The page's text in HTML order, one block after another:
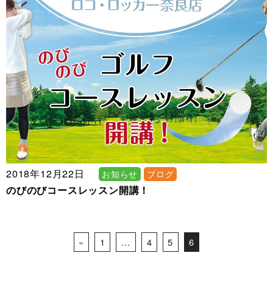
2018年12月22日 お知らせ ブログ
のびのびコースレッスン開講！
Posts navigation
« 1 … 4 5 6